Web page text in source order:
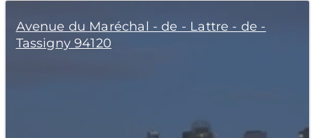
Avenue du Maréchal - de - Lattre - de -
Tassigny 94120